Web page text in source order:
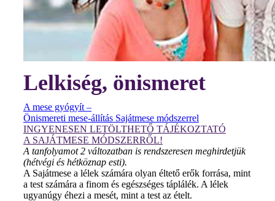
Lelkiség, önismeret
A mese gyógyít –
Önismereti mese-állítás Sajátmese módszerrel
INGYENESEN LETÖLTHETŐ TÁJÉKOZTATÓ
A SAJÁTMESE MÓDSZERRŐL!
A tanfolyamot 2 változatban is rendszeresen meghirdetjük
(hétvégi és hétköznap esti).
A Sajátmese a lélek számára olyan éltető erők forrása, mint
a test számára a finom és egészséges táplálék. A lélek
ugyanúgy éhezi a mesét, mint a test az ételt.